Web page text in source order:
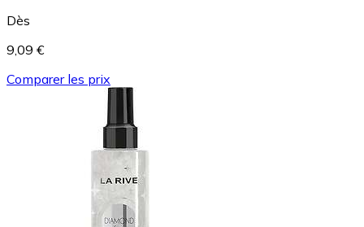
Dès
9,09 €
Comparer les prix